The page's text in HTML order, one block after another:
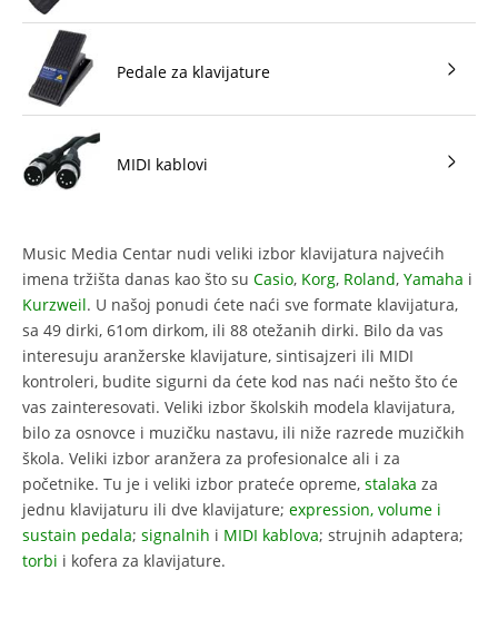
Pedale za klavijature
MIDI kablovi
Music Media Centar nudi veliki izbor klavijatura najvećih
imena tržišta danas kao što su Casio, Korg, Roland, Yamaha i
Kurzweil. U našoj ponudi ćete naći sve formate klavijatura,
sa 49 dirki, 61om dirkom, ili 88 otežanih dirki. Bilo da vas
interesuju aranžerske klavijature, sintisajzeri ili MIDI
kontroleri, budite sigurni da ćete kod nas naći nešto što će
vas zainteresovati. Veliki izbor školskih modela klavijatura,
bilo za osnovce i muzičku nastavu, ili niže razrede muzičkih
škola. Veliki izbor aranžera za profesionalce ali i za
početnike. Tu je i veliki izbor prateće opreme, stalaka za
jednu klavijaturu ili dve klavijature; expression, volume i
sustain pedala; signalnih i MIDI kablova; strujnih adaptera;
torbi i kofera za klavijature.